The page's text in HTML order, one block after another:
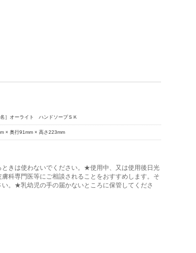
名］オーライト ハンドソープＳＫ
× 奥行91mm × 高さ223mm
きは使わないでください。★使用中、又は使用後日光
科専門医等にご相談されることをおすすめします。そ
。★乳幼児の手の届かないところに保管してくださ